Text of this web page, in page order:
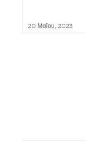
20 Μαΐου, 2023